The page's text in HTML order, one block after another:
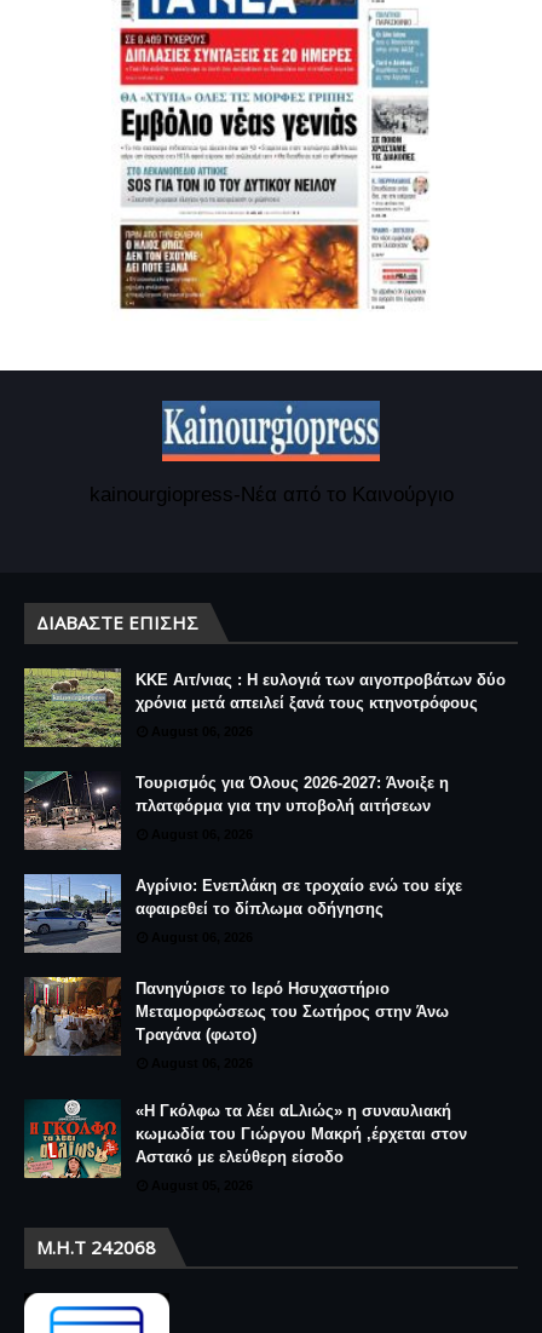
kainourgiopress-Νέα από το Καινούργιο
ΔΙΑΒΆΣΤΕ ΕΠΊΣΗΣ
ΚΚΕ Αιτ/νιας : Η ευλογιά των αιγοπροβάτων δύο
χρόνια μετά απειλεί ξανά τους κτηνοτρόφους
Τουρισμός για Όλους 2026-2027: Άνοιξε η
πλατφόρμα για την υποβολή αιτήσεων
Αγρίνιο: Ενεπλάκη σε τροχαίο ενώ του είχε
αφαιρεθεί το δίπλωμα οδήγησης
Πανηγύρισε το Ιερό Ησυχαστήριο
Μεταμορφώσεως του Σωτήρος στην Άνω
Τραγάνα (φωτο)
«Η Γκόλφω τα λέει αLλιώς» η συναυλιακή
κωμωδία του Γιώργου Μακρή ,έρχεται στον
Αστακό με ελεύθερη είσοδο
Μ.Η.Τ 242068